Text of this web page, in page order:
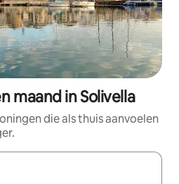
maand in Solivella
die als thuis aanvoelen
zijn, maak je een keuze